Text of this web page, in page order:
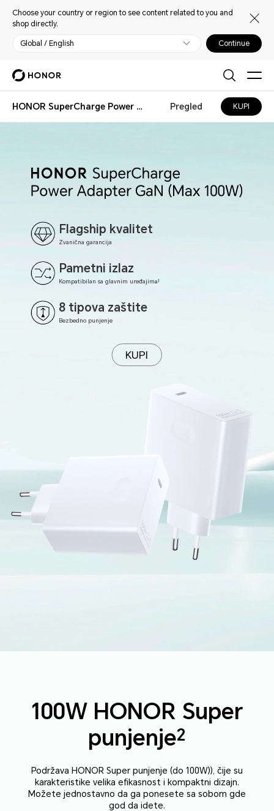
Choose your country or region to see content related to you and
shop directly.
Global / English Continue
HONOR SuperCharge Power Adapter GaN (Max 100W) Pregled KUPI
Flagship kvalitet
Zvanična garancija
Pametni izlaz
Kompatibilan saglavnim uređajima1
8 tipova zaštite
Bezbedno punjenje
KUPI
100W HONOR Super
punjenje2
Podržava HONOR Super punjenje (do 100W)), čije su
karakteristike velika efikasnost i kompaktni dizajn.
Možete jednostavno da ga ponesete sa sobom gde
god da idete.